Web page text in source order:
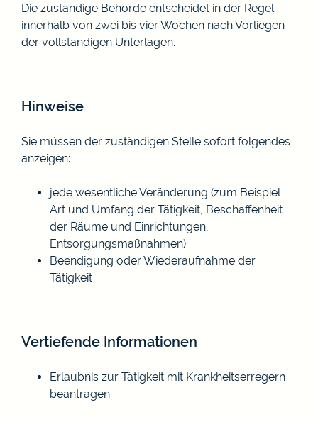
Die zuständige Behörde entscheidet in der Regel
innerhalb von zwei bis vier Wochen nach Vorliegen
der vollständigen Unterlagen.
Hinweise
Sie müssen der zuständigen Stelle sofort folgendes
anzeigen:
jede wesentliche Veränderung (zum Beispiel
Art und Umfang der Tätigkeit, Beschaffenheit
der Räume und Einrichtungen,
Entsorgungsmaßnahmen)
Beendigung oder Wiederaufnahme der
Tätigkeit
Vertiefende Informationen
Erlaubnis zur Tätigkeit mit Krankheitserregern
beantragen